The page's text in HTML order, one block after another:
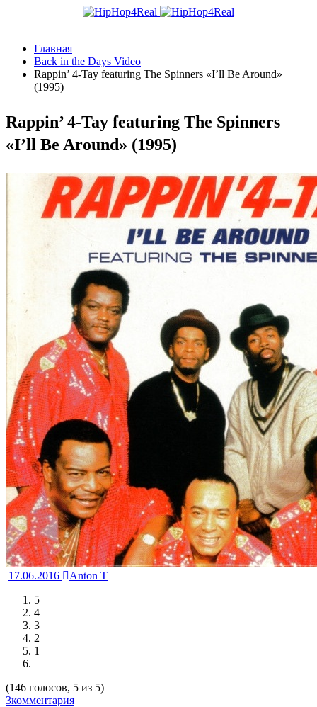
Главная
Back in the Days Video
Rappin’ 4-Tay featuring The Spinners «I’ll Be Around»
(1995)
Rappin’ 4-Tay featuring The Spinners
«I’ll Be Around» (1995)
17.06.2016
Anton T
5
4
3
2
1
(146 голосов, 5 из 5)
3комментария